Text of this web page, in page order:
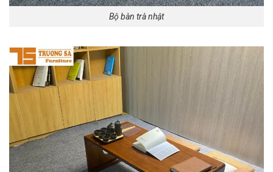
Bộ bàn trà nhật